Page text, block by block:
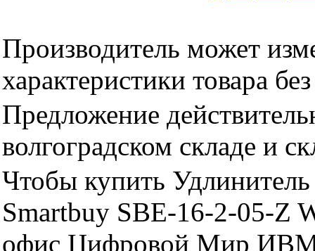
Производитель может
характеристики товара
Предложение
волгоградском складе и
Чтобы купить
Smartbuy SBE-16-2-05-Z
офис Цифровой Мир ИВМ